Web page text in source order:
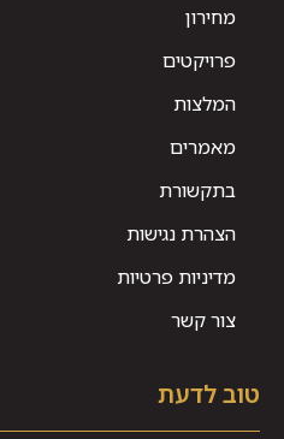
מחירון
פרויקטים
המלצות
מאמרים
בתקשורת
הצהרת נגישות
מדיניות פרטיות
צור קשר
טוב לדעת